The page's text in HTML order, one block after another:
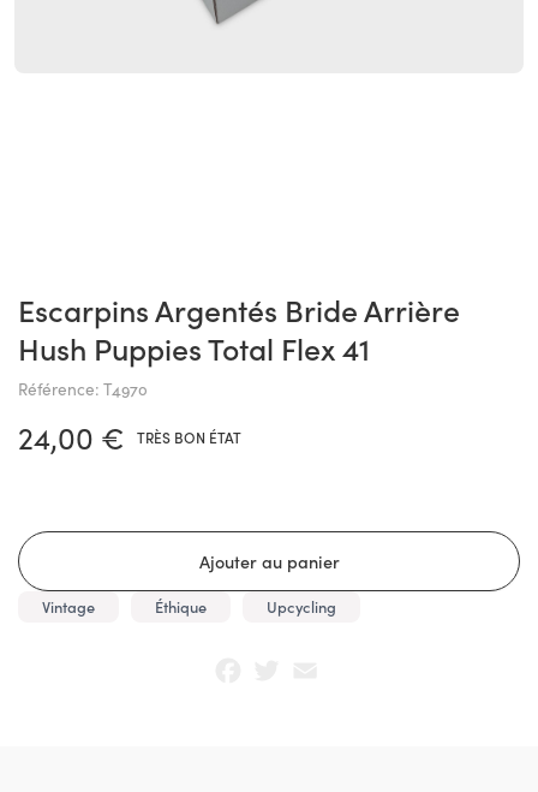
Escarpins Argentés Bride Arrière
Hush Puppies Total Flex 41
Référence: T4970
24,00 € TRÈS BON ÉTAT
Vintage Éthique Upcycling